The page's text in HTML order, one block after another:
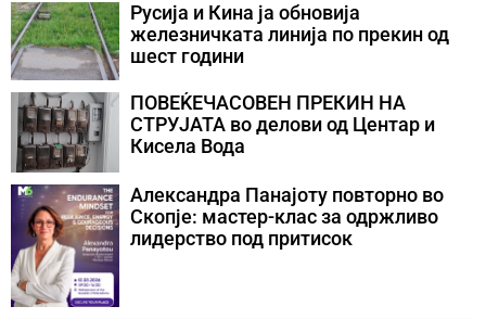
Русија и Кина ја обновија
железничката линија по прекин од
шест години
ПОВЕЌЕЧАСОВЕН ПРЕКИН НА
СТРУЈАТА во делови од Центар и
Кисела Вода
Александра Панајоту повторно во
Скопје: мастер-клас за одржливо
лидерство под притисок